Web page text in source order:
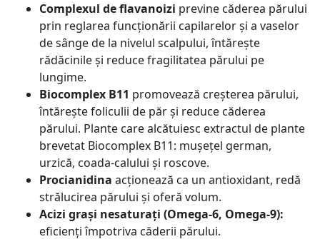
Complexul de flavanoizi previne căderea părului
prin reglarea funcționării capilarelor și a vaselor
de sânge de la nivelul scalpului, întărește
rădăcinile și reduce fragilitatea părului pe
lungime.
Biocomplex B11 promovează creșterea părului,
întărește foliculii de păr și reduce căderea
părului. Plante care alcătuiesc extractul de plante
brevetat Biocomplex B11: mușețel german,
urzică, coada-calului și roscove.
Procianidina acționează ca un antioxidant, redă
strălucirea părului și oferă volum.
Acizi grași nesaturați (Omega-6, Omega-9):
eficienți împotriva căderii părului.